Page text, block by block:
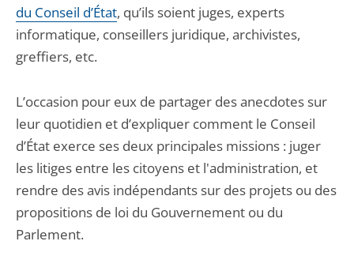
du Conseil d’État, qu’ils soient juges, experts
informatique, conseillers juridique, archivistes,
greffiers, etc.
L’occasion pour eux de partager des anecdotes sur
leur quotidien et d’expliquer comment le Conseil
d’État exerce ses deux principales missions : juger
les litiges entre les citoyens et l'administration, et
rendre des avis indépendants sur des projets ou des
propositions de loi du Gouvernement ou du
Parlement.